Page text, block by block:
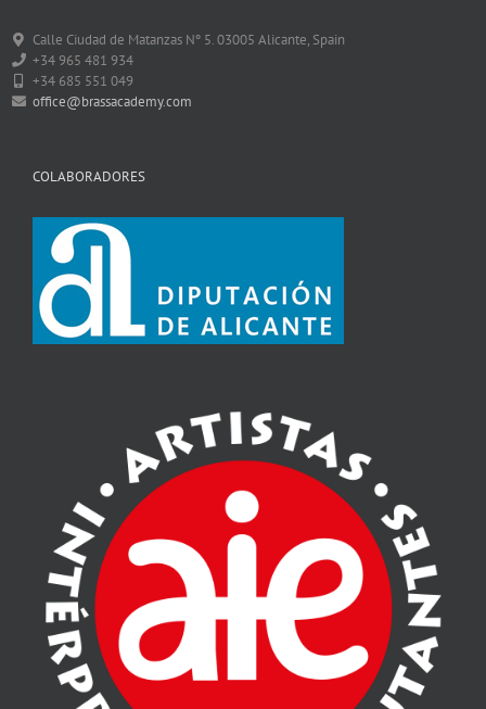
Calle Ciudad de Matanzas Nº 5. 03005 Alicante, Spain
+34 965 481 934
+34 685 551 049
office@brassacademy.com
COLABORADORES